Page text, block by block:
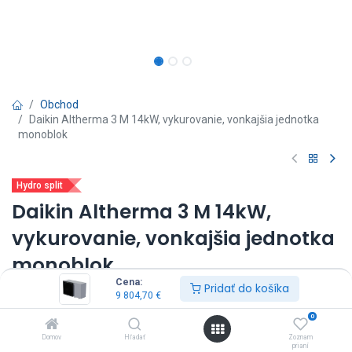
Cena:
9 804,70 € Pridať do košíka
Domov Hľadať
0
Zoznam
prianí
Obchod
Daikin Altherma 3 M 14kW, vykurovanie, vonkajšia jednotka
monoblok
Hydro split
Daikin Altherma 3 M 14kW,
vykurovanie, vonkajšia jednotka
monoblok
(0 recenzia)
výkon: 14 kW
záložný ohrev: 3 kW